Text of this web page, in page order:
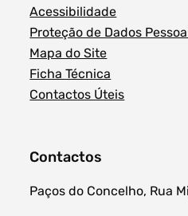
Acessibilidade
Proteção de Dados
Mapa do Site
Ficha Técnica
Contactos Úteis
Contactos
Paços do Concelho, Rua